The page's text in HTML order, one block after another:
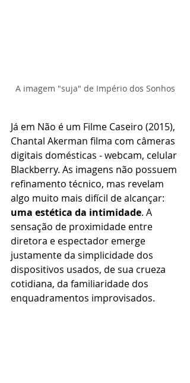
A imagem "suja" de Império dos Sonhos
Já em Não é um Filme Caseiro (2015),
Chantal Akerman filma com câmeras
digitais domésticas - webcam, celular
Blackberry. As imagens não possuem
refinamento técnico, mas revelam
algo muito mais difícil de alcançar:
uma estética da intimidade. A
sensação de proximidade entre
diretora e espectador emerge
justamente da simplicidade dos
dispositivos usados, de sua crueza
cotidiana, da familiaridade dos
enquadramentos improvisados.